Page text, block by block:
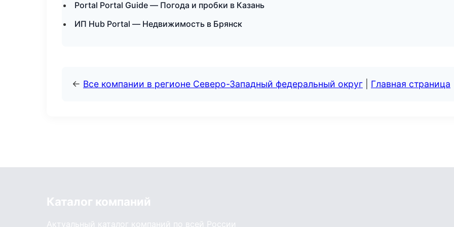
Portal Portal Guide — Погода и пробки в Казань
ИП Hub Portal — Недвижимость в Брянск
← Все компании в регионе Северо-Западный федеральный округ Главная страница
Каталог компаний
Актуальный каталог компаний по всей России